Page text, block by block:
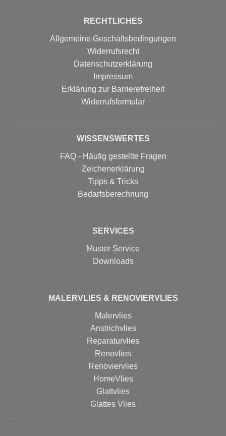
RECHTLICHES
Allgemeine Geschäftsbedingungen
Widerrufsrecht
Datenschutzerklärung
Impressum
Erklärung zur Barrierefreiheit
Widerrufs­formular
WISSENSWERTES
FAQ - Häufig gestellte Fragen
Zeichenerklärung
Tipps & Tricks
Bedarfsberechnung
SERVICES
Muster Service
Downloads
MALERVLIES & RENOVIERVLIES
Malervlies
Anstrichvlies
Reparaturvlies
Renovlies
Renoviervlies
HomeVlies
Glattvlies
Glattes Vlies